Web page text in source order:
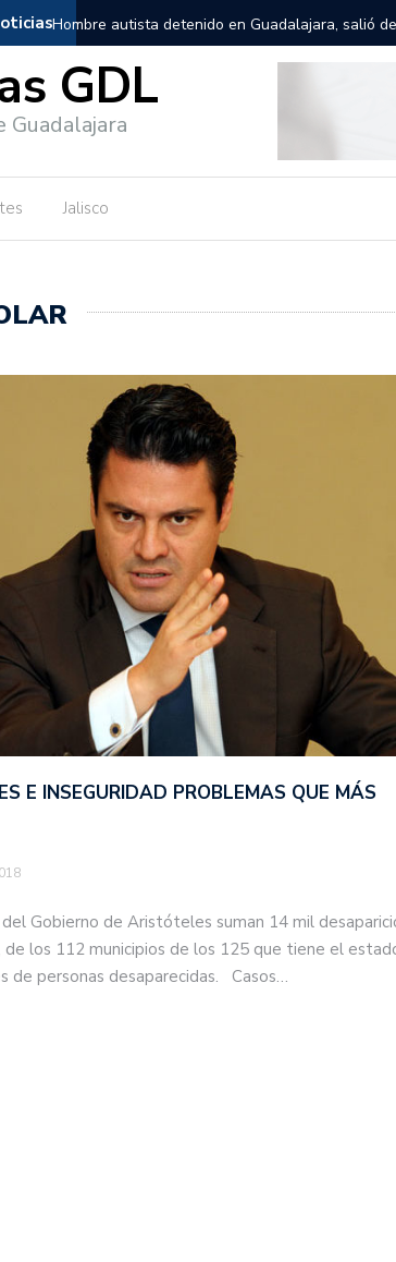
Títeres gigantes recorrerán las calles de
GDL
Guadalajara
Jalisco
E INSEGURIDAD PROBLEMAS QUE MÁS
Gobierno de Aristóteles suman 14 mil
los 112 municipios de los 125 que tiene el
de personas desaparecidas. Casos…